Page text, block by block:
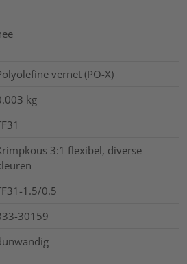
vernet (PO-X)
kg
3:1 flexibel, diverse
1.5/0.5
30159